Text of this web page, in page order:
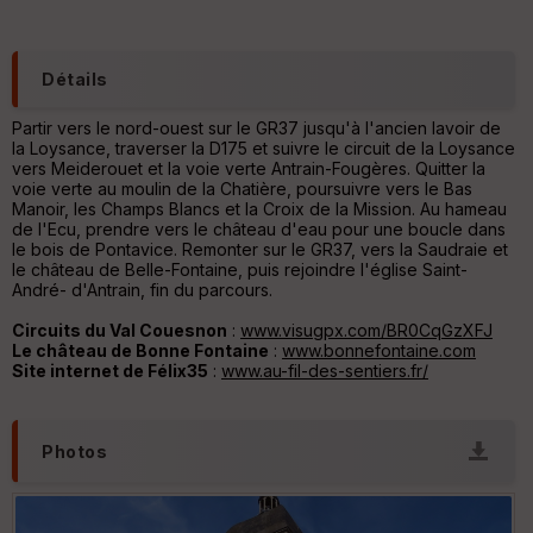
u
v
er
tu
re
IG
N
he
r
d
Détails
Partir vers le nord-ouest sur le GR37 jusqu'à l'ancien lavoir de
la Loysance, traverser la D175 et suivre le circuit de la Loysance
vers Meiderouet et la voie verte Antrain-Fougères. Quitter la
voie verte au moulin de la Chatière, poursuivre vers le Bas
Manoir, les Champs Blancs et la Croix de la Mission. Au hameau
de l'Ecu, prendre vers le château d'eau pour une boucle dans
le bois de Pontavice. Remonter sur le GR37, vers la Saudraie et
le château de Belle-Fontaine, puis rejoindre l'église Saint-
André- d'Antrain, fin du parcours.
Circuits du Val Couesnon : www.visugpx.com/BR0CqGzXFJ
Le château de Bonne Fontaine : www.bonnefontaine.com
Site internet de Félix35 : www.au-fil-des-sentiers.fr/
Photos